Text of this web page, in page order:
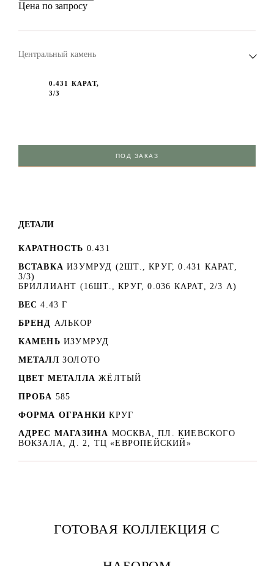
Цена по запросу
Центральный камень
0.431 КАРАТ,
3/3
ПОД ЗАКАЗ
ДЕТАЛИ
КАРАТНОСТЬ 0.431
ВСТАВКА ИЗУМРУД (2ШТ., КРУГ, 0.431 КАРАТ,
3/3)
БРИЛЛИАНТ (16ШТ., КРУГ, 0.036 КАРАТ, 2/3 А)
ВЕС 4.43 Г
БРЕНД АЛЬКОР
КАМЕНЬ ИЗУМРУД
МЕТАЛЛ ЗОЛОТО
ЦВЕТ МЕТАЛЛА ЖЁЛТЫЙ
ПРОБА 585
ФОРМА ОГРАНКИ КРУГ
АДРЕС МАГАЗИНА МОСКВА, ПЛ. КИЕВСКОГО
ВОКЗАЛА, Д. 2, ТЦ «ЕВРОПЕЙСКИЙ»
ГОТОВАЯ КОЛЛЕКЦИЯ С